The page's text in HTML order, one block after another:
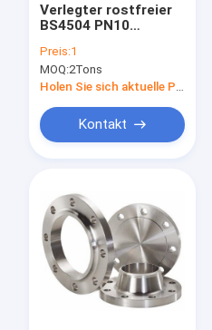
Verlegter rostfreier
BS4504 PN10
des
Kohlenstoffstahl-zu
DN1600
Preis:1
MOQ:2Tons
Holen Sie sich aktuelle Preis
Kontakt